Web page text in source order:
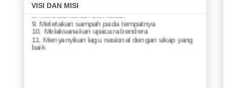
VISI DAN MISI
8. Merawat taman dan kebun
9. Meletakan sampah pada tempatnya
10. Melaksanakan upacara bendera
11. Menyanyikan lagu nasional dengan sikap yang
baik